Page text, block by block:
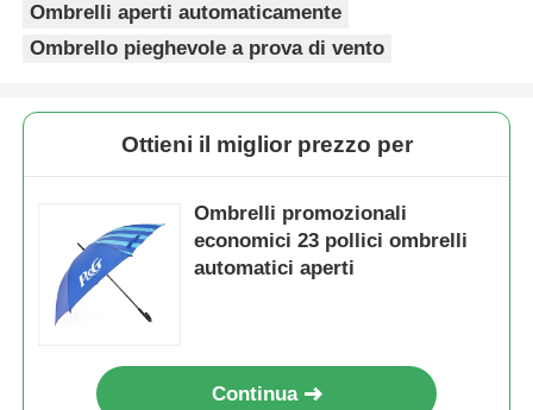
Ombrelli aperti automaticamente
Ombrello pieghevole a prova di vento
Ottieni il miglior prezzo per
Ombrelli promozionali
economici 23 pollici ombrelli
automatici aperti
Continua